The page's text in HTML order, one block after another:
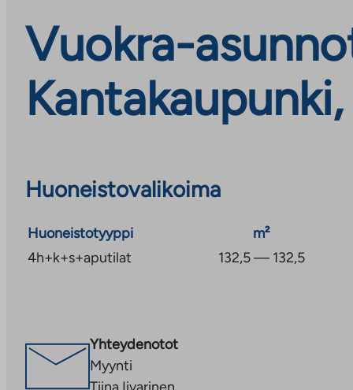
Vuokra-
Huoneistovalikoima
Huoneistotyyppi m²
4h+k+s+aputilat
132,5 — 132,5
Yhteydenotot
Myynti